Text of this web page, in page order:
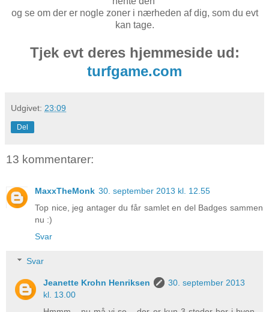
og se om der er nogle zoner i nærheden af dig, som du evt
kan tage.
Tjek evt deres hjemmeside ud:
turfgame.com
Udgivet: 23:09
Del
13 kommentarer:
MaxxTheMonk 30. september 2013 kl. 12.55
Top nice, jeg antager du får samlet en del Badges sammen
nu :)
Svar
Svar
Jeanette Krohn Henriksen
30. september 2013
kl. 13.00